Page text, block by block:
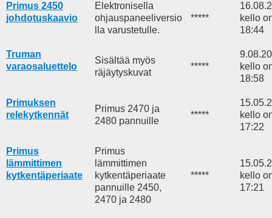
Primus 2450
johdotuskaavio
Elektronisella
ohjauspaneeliversio
lla varustetulle.
*****
kello
18:44
Truman
varaosaluettelo
Sisältää myös
räjäytyskuvat
*****
kello
18:58
Primuksen
relekytkennät
Primus 2470 ja
2480 pannuille
*****
kello
17:22
Primus
lämmittimen
kytkentäperiaate
Primus
lämmittimen
kytkentäperiaate
pannuille 2450,
2470 ja 2480
*****
kello
17:21